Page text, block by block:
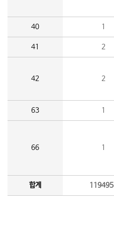
40 1
41 2
42 2
63 1
66 1
합계